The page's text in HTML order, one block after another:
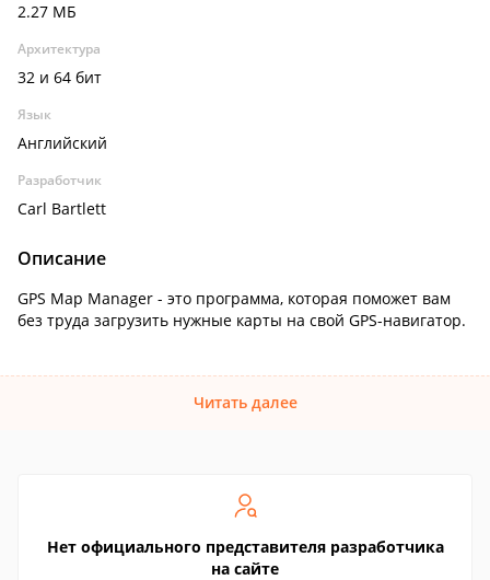
2.27 МБ
Архитектура
32 и 64 бит
Язык
Английский
Разработчик
Carl Bartlett
Описание
GPS Map Manager - это программа, которая поможет вам
без труда загрузить нужные карты на свой GPS-навигатор.
Читать далее
Нет официального представителя разработчика
на сайте